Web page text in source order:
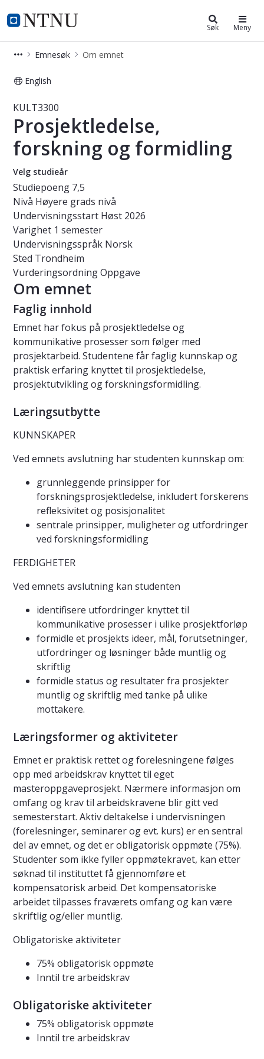
NTNU Hjemmeside
Studier Søk Meny
Emnesøk Om emnet
English
Emne - Prosjektledelse, forskning
KULT3300
Prosjektledelse,
forskning og formidling
Velg studieår
Studiepoeng 7,5
Nivå Høyere grads nivå
Undervisningsstart Høst 2026
Varighet 1 semester
Undervisningsspråk Norsk
Sted Trondheim
VurderingsordningOppgave
Om emnet
Faglig innhold
Emnet har fokus på prosjektledelse og
kommunikative prosesser som følger med
prosjektarbeid. Studentene får faglig kunnskap og
praktisk erfaring knyttet til prosjektledelse,
prosjektutvikling og forskningsformidling.
Læringsutbytte
KUNNSKAPER
Ved emnets avslutning har studenten kunnskap om:
grunnleggende prinsipper for
forskningsprosjektledelse, inkludert forskerens
refleksivitet og posisjonalitet
sentrale prinsipper, muligheter og utfordringer
ved forskningsformidling
FERDIGHETER
Ved emnets avslutning kan studenten
identifisere utfordringer knyttet til
kommunikative prosesser i ulike prosjektforløp
formidle et prosjekts ideer, mål, forutsetninger,
utfordringer og løsninger både muntlig og
skriftlig
formidle status og resultater fra prosjekter
muntlig og skriftlig med tanke på ulike
mottakere.
Læringsformer og aktiviteter
Emnet er praktisk rettet og forelesningene følges
opp med arbeidskrav knyttet til eget
masteroppgaveprosjekt. Nærmere informasjon om
omfang og krav til arbeidskravene blir gitt ved
semesterstart. Aktiv deltakelse i undervisningen
(forelesninger, seminarer og evt. kurs) er en sentral
del av emnet, og det er obligatorisk oppmøte (75%).
Studenter som ikke fyller oppmøtekravet, kan etter
søknad til instituttet få gjennomføre et
kompensatorisk arbeid. Det kompensatoriske
arbeidet tilpasses fraværets omfang og kan være
skriftlig og/eller muntlig.
Obligatoriske aktiviteter
75% obligatorisk oppmøte
Inntil tre arbeidskrav
Obligatoriske aktiviteter
75% obligatorisk oppmøte
Inntil tre arbeidskrav